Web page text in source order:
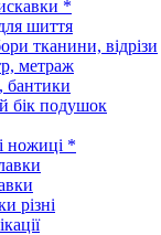
*
шиття
тканини, відрізи
метраж
бантики
бік подушок
ножиці *
різні